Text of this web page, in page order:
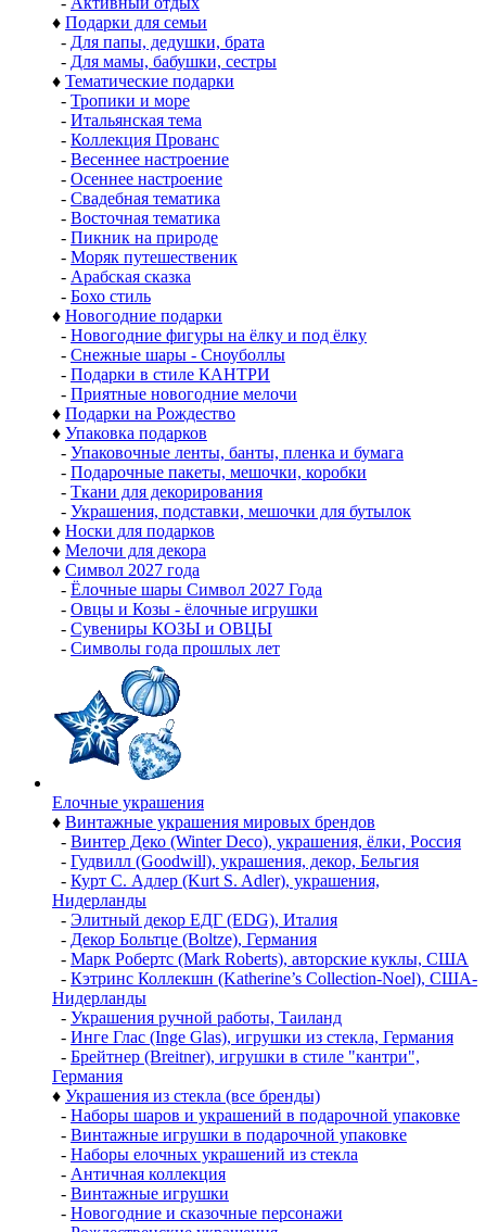
♦ Подарки для семьи
- Для папы, дедушки, брата
- Для мамы, бабушки, сестры
♦ Тематические подарки
- Тропики и море
- Итальянская тема
- Коллекция Прованс
- Весеннее настроение
- Осеннее настроение
- Свадебная тематика
- Восточная тематика
- Пикник на природе
- Моряк путешественик
- Арабская сказка
- Бохо стиль
♦ Новогодние подарки
- Новогодние фигуры на ёлку и под ёлку
- Снежные шары - Сноуболлы
- Подарки в стиле КАНТРИ
- Приятные новогодние мелочи
♦ Подарки на Рождество
♦ Упаковка подарков
- Упаковочные ленты, банты, пленка и бумага
- Подарочные пакеты, мешочки, коробки
- Ткани для декорирования
- Украшения, подставки, мешочки для бутылок
♦ Носки для подарков
♦ Мелочи для декора
♦ Символ 2027 года
- Ёлочные шары Символ 2027 Года
- Овцы и Козы - ёлочные игрушки
- Сувениры КОЗЫ и ОВЦЫ
- Символы года прошлых лет
Елочные украшения
♦ Винтажные украшения мировых брендов
- Винтер Деко (Winter Deco), украшения, ёлки, Россия
- Гудвилл (Goodwill), украшения, декор, Бельгия
- Курт С. Адлер (Kurt S. Adler), украшения,
Нидерланды
- Элитный декор ЕДГ (EDG), Италия
- Декор Больтце (Boltze), Германия
- Марк Робертс (Mark Roberts), авторские куклы, США
- Кэтринс Коллекшн (Katherine’s Collection-Noel), США-
Нидерланды
- Украшения ручной работы, Таиланд
- Инге Глас (Inge Glas), игрушки из стекла, Германия
- Брейтнер (Breitner), игрушки в стиле "кантри",
Германия
♦ Украшения из стекла (все бренды)
- Наборы шаров и украшений в подарочной упаковке
- Винтажные игрушки в подарочной упаковке
- Наборы елочных украшений из стекла
- Античная коллекция
- Винтажные игрушки
- Новогодние и сказочные персонажи